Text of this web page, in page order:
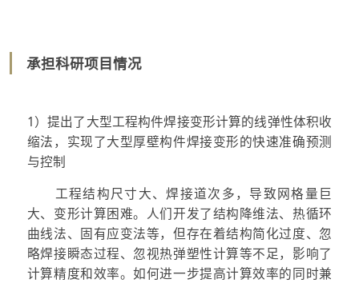
承担科研项目情况
1）提出了大型工程构件焊接变形计算的线弹性体积收
缩法，实现了大型厚壁构件焊接变形的快速准确预测
与控制
工程结构尺寸大、焊接道次多，导致网格量巨
大、变形计算困难。人们开发了结构降维法、热循环
曲线法、固有应变法等，但存在着结构简化过度、忽
略焊接瞬态过程、忽视热弹塑性计算等不足，影响了
计算精度和效率。如何进一步提高计算效率的同时兼